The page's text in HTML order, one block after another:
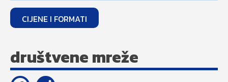
CIJENE I FORMATI
društvene mreže